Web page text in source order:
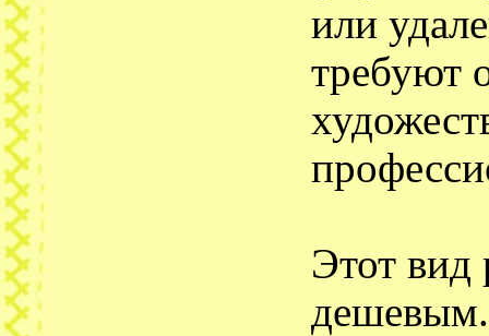
или
требуют
Этот вид
дешевым.